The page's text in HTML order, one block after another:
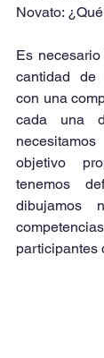
Novato:
Es
cantidad de
con una
cada una
objetivo
tenemos
dibujamos
participantes